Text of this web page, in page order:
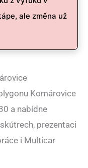
ale změna už
Komárovice
a nabídne
prezentaci
i Multicar